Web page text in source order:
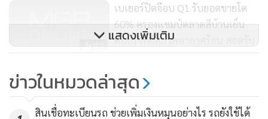
นายรวิกล่าวเสริมว่า การทำตลาดเครื่องดื่มเพื่อสุขภาพ
VITMORES+ มุ่งสร้างการจดจำและเข้าถึงผู้บริโภคให้มากที่สุด
บรรจุภัณฑ์ให้เป็นที่กล่าวขานว่า “ขวดสวย” เด่น สะดุดตา แตก
83
เบเยอร์ปิดจ๊อบ Q1 รับยอดขายโต
60% ครองแชมป์ตลาดสีบ้านเย็น
ตอบโจทย์สภาพอากาศร้อน สอดรับ
พฤติกรรมผู้บริโภค
ซีพีเอฟ-เซเว่น อีเลฟเว่น ส่งอาหาร
จากใจ เสริมทัพทีมแพทย์-พยาบาล
รพ.สนาม ขอนแก่น-อุดรธานี
แสดงเพิ่มเติม
ข่าวในหมวดล่าสุด
สินเชื่อทะเบียนรถ ช่วยเพิ่มเงินหมุนอย่างไร รถยังใช้ได้